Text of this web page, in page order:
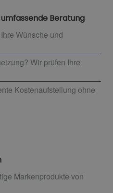
Beratung
Wünsche und
Wir prüfen Ihre
Kostenaufstellung ohne
Markenprodukte von